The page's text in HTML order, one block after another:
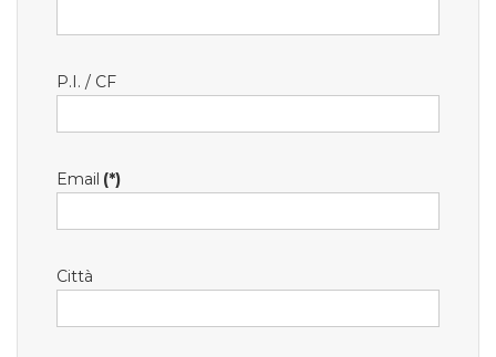
P.I. / CF
Email (*)
Città